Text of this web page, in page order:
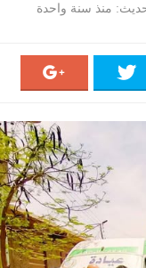
منذ سنة واحدة